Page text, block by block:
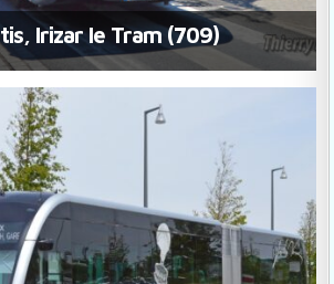
Irizar Ie Tram (709)